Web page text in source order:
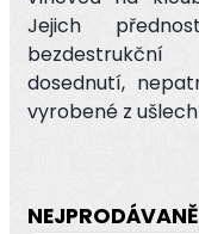
Jejich
dosednutí,
vyrobené z